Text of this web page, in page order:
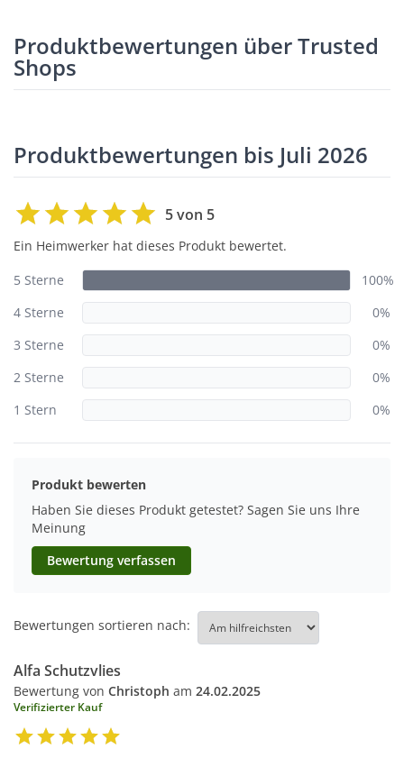
Produktbewertungen über Trusted
Shops
Produktbewertungen bis Juli 2026
5 von 5
Ein Heimwerker hat dieses Produkt bewertet.
5 Sterne
100%
4 Sterne
0%
3 Sterne
0%
2 Sterne
0%
1 Stern
0%
Produkt bewerten
Haben Sie dieses Produkt getestet? Sagen Sie uns Ihre
Meinung
Bewertung verfassen
Bewertungen sortieren nach:
Alfa Schutzvlies
Bewertung von Christoph am 24.02.2025
Verifizierter Kauf